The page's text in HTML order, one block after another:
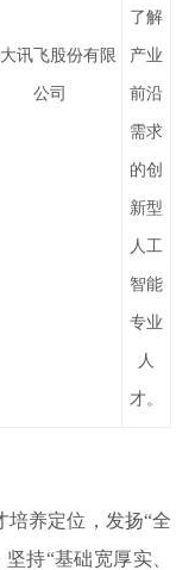
讯飞股份有限
公司
了解
产业
前沿
需求
的创
新型
人工
智能
专业
人
才。
培养定位，发扬“全
持“基础宽厚实、